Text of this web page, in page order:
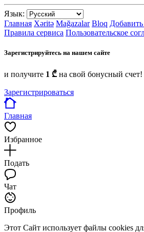
Язык:
Главная Xəritə Mağazalar Bloq
Правила сервиса Пользовательское
Зарегистрируйтесь на нашем сайте
и получите 1 ₾ на свой бонусный счет!
Зарегистрироваться
Главная
Избранное
Подать
Чат
Профиль
Этот Сайт использует файлы cookies